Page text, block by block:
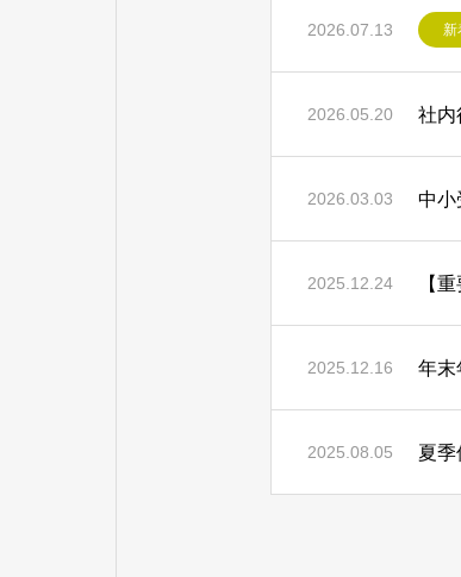
2026.07.13 新
2026.05.20 社内
2026.03.03 中小
2025.12.24
2025.12.16 年末
2025.08.05 夏